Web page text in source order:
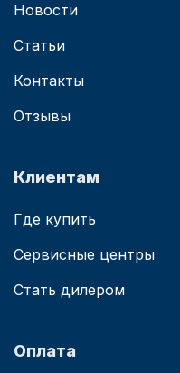
Новости
Статьи
Контакты
Отзывы
Клиентам
Где купить
Сервисные центры
Стать дилером
Оплата